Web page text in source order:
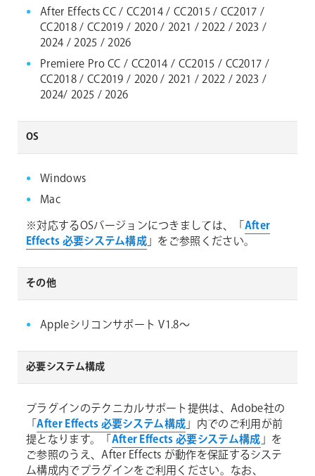
After Effects CC / CC2014 / CC2015 / CC2017 /
CC2018 / CC2019 / 2020 / 2021 / 2022 / 2023 /
2024 / 2025 / 2026
Premiere Pro CC / CC2014 / CC2015 / CC2017 /
CC2018 / CC2019 / 2020 / 2021 / 2022 / 2023 /
2024/ 2025 / 2026
OS
Windows
Mac
※対応するOSバージョンにつきましては、「 After
Effects 必要システム構成」をご参照ください。
その他
Appleシリコンサポート V1.8～
必要システム構成
プラグインのテクニカルサポート提供は、Adobe社の
「After Effects 必要システム構成」内でのご利用が前
提となります。「 After Effects 必要システム構成 」を
ご参照のうえ、After Effects が動作を保証するシステ
ム構成内でプラグインをご利用ください。なお、